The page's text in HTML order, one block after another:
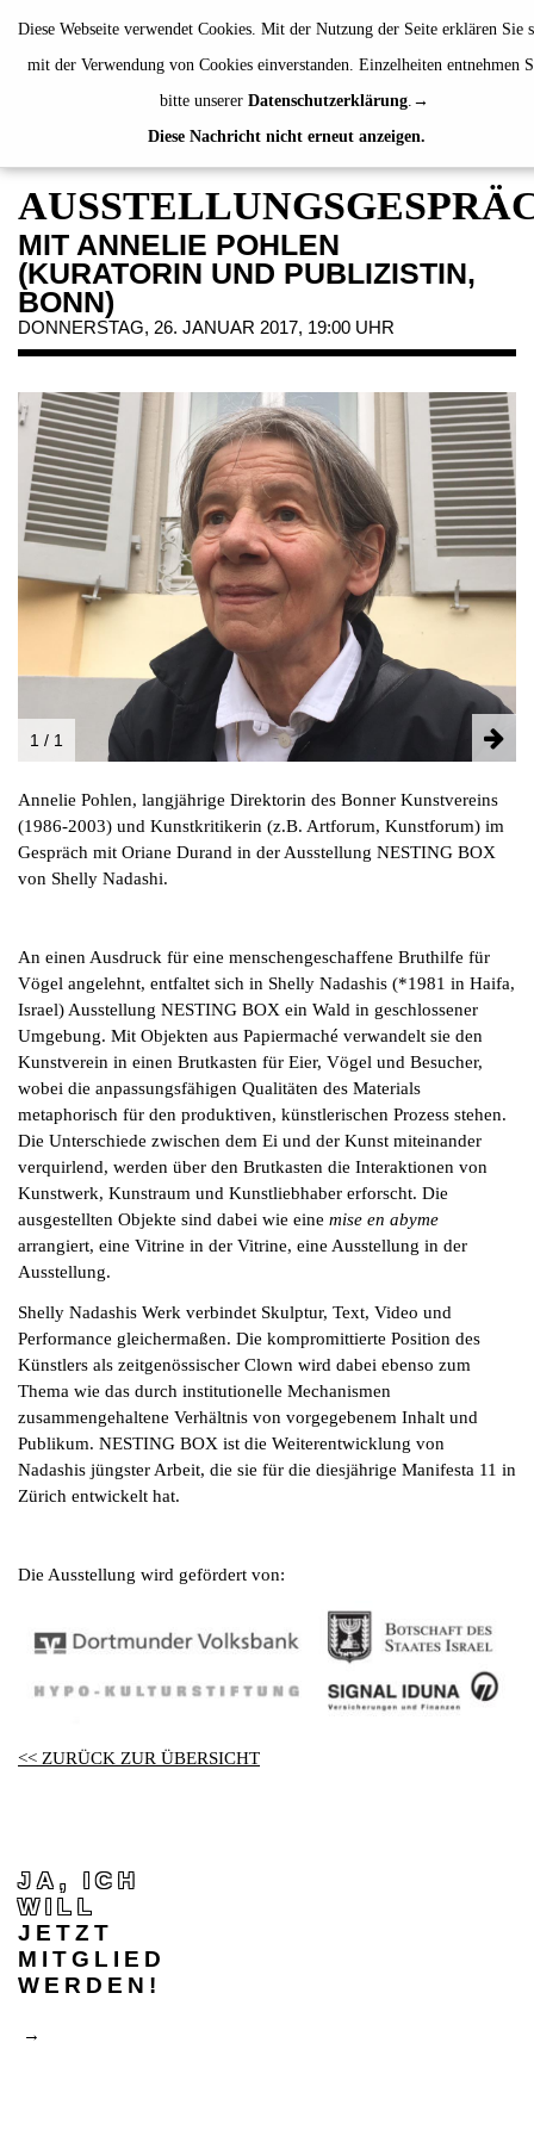
Diese Webseite verwendet Cookies. Mit der Nutzung der Seite erklären Sie
mit der Verwendung von Cookies einverstanden. Einzelheiten entnehmen
bitte unserer Datenschutzerklärung.
Diese Nachricht nicht erneut anzeigen.
de | en
AUSSTELLUNGEN
VERANSTALTUNGEN
JAHRESGABEN
PUBLIKATIONEN
ÜBER UNS
BESUCH
NEWSLETTER
INSTAGRAM
PARTNER
IMPRESSUM
DATENSCHUTZ
MIT ANNELIE POHLEN
(KURATORIN UND PUBLIZISTIN,
BONN)
DONNERSTAG, 26. JANUAR 2017, 19:00 UHR
1 / 1
Annelie Pohlen, langjährige Direktorin des Bonner Kunstvereins
(1986-2003) und Kunstkritikerin (z.B. Artforum, Kunstforum) im
Gespräch mit Oriane Durand in der Ausstellung NESTING BOX
von Shelly Nadashi.
An einen Ausdruck für eine menschengeschaffene Bruthilfe für
Vögel angelehnt, entfaltet sich in Shelly Nadashis (*1981 in Haifa,
Israel) Ausstellung NESTING BOX ein Wald in geschlossener
Umgebung. Mit Objekten aus Papiermaché verwandelt sie den
Kunstverein in einen Brutkasten für Eier, Vögel und Besucher,
wobei die anpassungsfähigen Qualitäten des Materials
metaphorisch für den produktiven, künstlerischen Prozess stehen.
Die Unterschiede zwischen dem Ei und der Kunst miteinander
verquirlend, werden über den Brutkasten die Interaktionen von
Kunstwerk, Kunstraum und Kunstliebhaber erforscht. Die
ausgestellten Objekte sind dabei wie eine mise en abyme
arrangiert, eine Vitrine in der Vitrine, eine Ausstellung in der
Ausstellung.
Shelly Nadashis Werk verbindet Skulptur, Text, Video und
Performance gleichermaßen. Die kompromittierte Position des
Künstlers als zeitgenössischer Clown wird dabei ebenso zum
Thema wie das durch institutionelle Mechanismen
zusammengehaltene Verhältnis von vorgegebenem Inhalt und
Publikum. NESTING BOX ist die Weiterentwicklung von
Nadashis jüngster Arbeit, die sie für die diesjährige Manifesta 11 in
Zürich entwickelt hat.
Die Ausstellung wird gefördert von:
<< ZURÜCK ZUR ÜBERSICHT
JA, ICH
WILL
JETZT
MITGLIED
WERDEN!